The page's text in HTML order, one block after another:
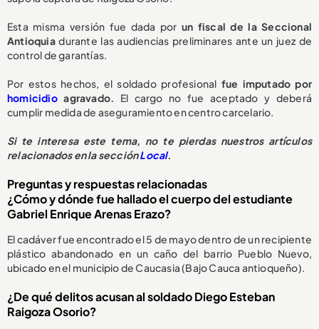
Esta misma versión fue dada por un fiscal de la Seccional
Antioquiadurante las audiencias preliminares ante un juez de
control de garantías.
Por estos hechos, el soldado profesional fue imputado por
homicidioagravado. El cargo no fue aceptado y deberá
cumplir medida de aseguramiento en centro carcelario.
Si te interesa este tema, no te pierdas nuestros artículos
relacionados en la secciónLocal.
Preguntas y respuestas relacionadas
¿Cómo y dónde fue hallado el cuerpo del estudiante
Gabriel Enrique Arenas Erazo?
El cadáver fue encontrado el 5 de mayo dentro de un recipiente
plástico abandonado en un caño del barrio Pueblo Nuevo,
ubicado en el municipio de Caucasia (Bajo Cauca antioqueño).
¿De qué delitos acusan al soldado Diego Esteban
Raigoza Osorio?